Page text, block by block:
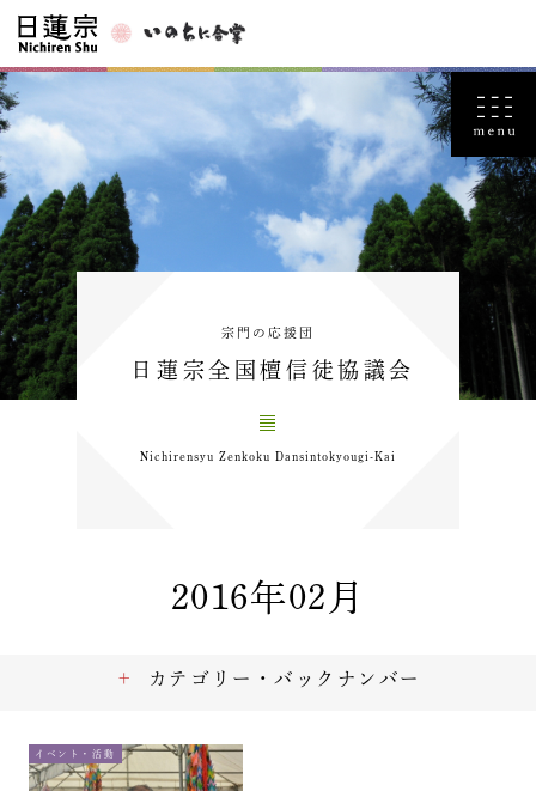
宗門の応援団
日蓮宗全国檀信徒協議会
Nichirensyu Zenkoku Dansintokyougi-Kai
2016年02月
イベント・活動
カテゴリー・バックナンバー